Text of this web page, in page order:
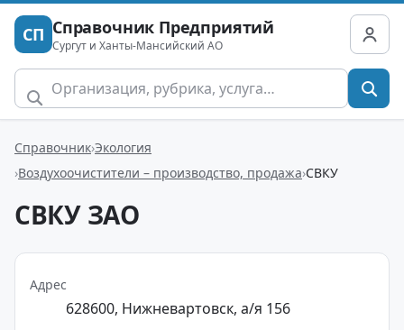
СП Справочник Предприятий
Сургут и Ханты-Мансийский АО
Справочник Экология
Воздухоочистители – производство, продажа СВКУ
СВКУ ЗАО
Адрес
628600, Нижневартовск, а/я 156